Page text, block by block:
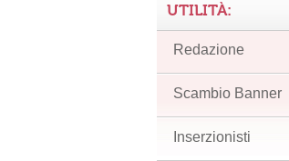
UTILITÀ:
Redazione
Scambio Banner
Inserzionisti